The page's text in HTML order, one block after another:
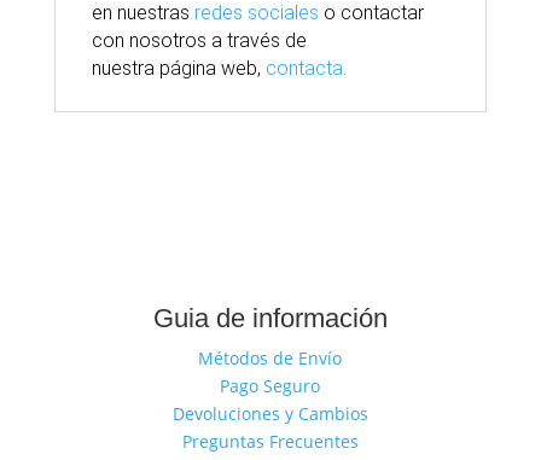
en nuestras redes sociales o contactar
con nosotros a través de
nuestra página web, contacta.
Guia de información
Métodos de Envío
Pago Seguro
Devoluciones y Cambios
Preguntas Frecuentes